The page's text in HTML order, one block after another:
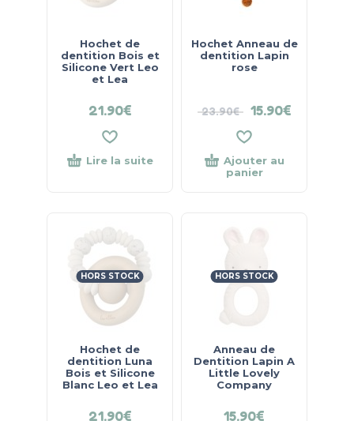
Hochet de
dentition Bois et
Silicone Vert Leo
et Lea
21.90€
Lire la suite
Hochet Anneau de
dentition Lapin
rose
23.90€ 15.90€
Ajouter au
panier
HORS STOCK
Hochet de
dentition Luna
Bois et Silicone
Blanc Leo et Lea
21.90€
HORS STOCK
Anneau de
Dentition Lapin A
Little Lovely
Company
15.90€